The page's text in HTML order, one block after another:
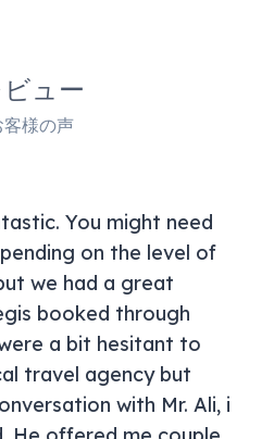
ュー
客様の声
You might need
on the level of
we had a great
booked through
a bit hesitant to
travel agency but
with Mr. Ali, i